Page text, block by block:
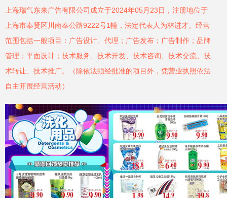
上海瑞气东来广告有限公司成立于2024年05月23日，注册地位于
上海市奉贤区川南奉公路9222号1幢，法定代表人为林进才。经营
范围包括一般项目：广告设计、代理；广告发布；广告制作；品牌
管理；平面设计；技术服务、技术开发、技术咨询、技术交流、技
术转让、技术推广。（除依法须经批准的项目外，凭营业执照依法
自主开展经营活动）